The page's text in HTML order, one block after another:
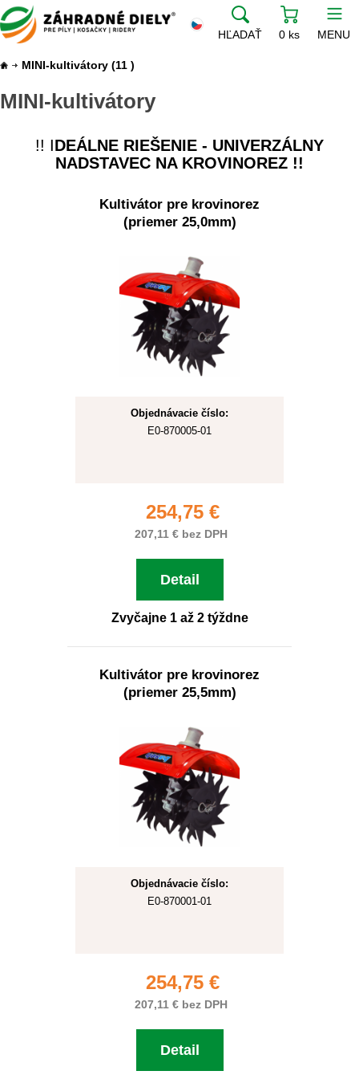
HĽADAŤ 0 ks MENU
MINI-kultivátory (11 )
MINI-kultivátory
!! IDEÁLNE RIEŠENIE - UNIVERZÁLNY
NADSTAVEC NA KROVINOREZ !!
Kultivátor pre krovinorez
(priemer 25,0mm)
Objednávacie číslo:
E0-870005-01
254,75 €
207,11 € bez DPH
Detail
Zvyčajne 1 až 2 týždne
Kultivátor pre krovinorez
(priemer 25,5mm)
Objednávacie číslo:
E0-870001-01
254,75 €
207,11 € bez DPH
Detail